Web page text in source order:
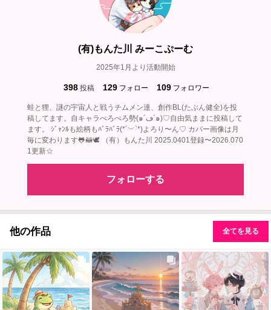
(有)もんた川 みーこぷーむ
2025年1月より活動開始
398 投稿 129 フォロー 109 フォロワー
蛙と狸、謎の宇宙人と戦うチムメン達、創作BL(たぶん健全)を投
稿してます。自キャラぺろぺろ勢(๑´ڡ`๑)♡自由気ままに投稿して
ます。 ｼﾞｬﾝﾙも絵柄もﾊﾞﾗﾊﾞﾗ(*´﹀`*)よろり〜ん♡ カバー画像は月
毎に変わります🐸🦝🕊‎ （有）もんた川 2025.0401登録〜2026.070
1更新☆
フォローする
他の作品 全てを見る